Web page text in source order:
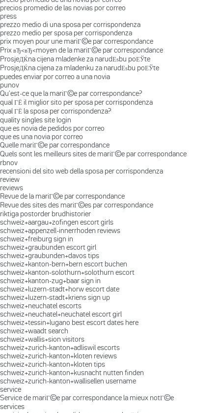
precios promedio de las novias por correo
press
prezzo medio di una sposa per corrispondenza
prezzo medio per sposa per corrispondenza
prix moyen pour une mariГ©e par correspondance
Prix вЂ‹вЂ‹moyen de la mariГ©e par correspondance
ProsjeДЌna cijena mladenke za narudЕѕbu poЕЎte
ProsjeДЌna cijena za mladenku za narudЕѕbu poЕЎte
puedes enviar por correo a una novia
punov
Qu'est-ce que la mariГ©e par correspondance?
qual ГЁ il miglior sito per sposa per corrispondenza
qual ГЁ la sposa per corrispondenza?
quality singles site login
que es novia de pedidos por correo
que es una novia por correo
Quelle mariГ©e par correspondance
Quels sont les meilleurs sites de mariГ©e par correspondance
rbnov
recensioni del sito web della sposa per corrispondenza
review
reviews
Revue de la mariГ©e par correspondance
Revue des sites des mariГ©es par correspondance
riktiga postorder brudhistorier
schweiz+aargau+zofingen escort girls
schweiz+appenzell-innerrhoden reviews
schweiz+freiburg sign in
schweiz+graubunden escort girl
schweiz+graubunden+davos tips
schweiz+kanton-bern+bern escort buchen
schweiz+kanton-solothurn+solothurn escort
schweiz+kanton-zug+baar sign in
schweiz+luzern-stadt+horw escort date
schweiz+luzern-stadt+kriens sign up
schweiz+neuchatel escorts
schweiz+neuchatel+neuchatel escort girl
schweiz+tessin+lugano best escort dates here
schweiz+waadt search
schweiz+wallis+sion visitors
schweiz+zurich-kanton+adliswil escorts
schweiz+zurich-kanton+kloten reviews
schweiz+zurich-kanton+kloten tips
schweiz+zurich-kanton+kusnacht nutten finden
schweiz+zurich-kanton+wallisellen username
service
Service de mariГ©e par correspondance la mieux notГ©e
services